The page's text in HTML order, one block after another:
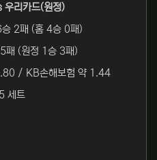
우리카드(원정)
2패 (홈 4승 0패)
패 (원정 1승 3패)
/ KB손해보험 약 1.44
세트